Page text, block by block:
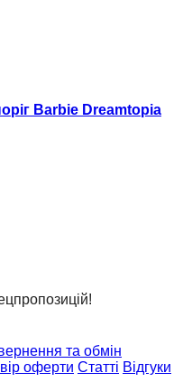
Barbie Dreamtopia
та обмін
оферти Статті Відгуки